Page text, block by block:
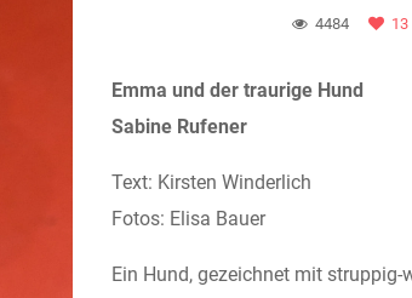
4484 13
Emma und der traurige Hund
Sabine Rufener
Text: Kirsten Winderlich
Fotos: Elisa Bauer
Ein Hund, gezeichnet mit struppig-